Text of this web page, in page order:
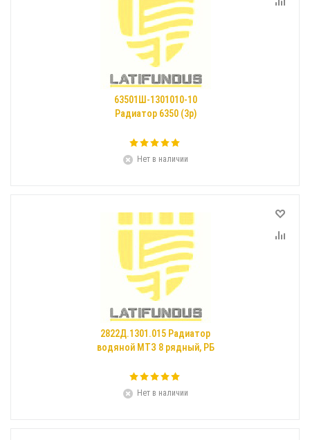
63501Ш-1301010-10
Радиатор 6350 (3р)
Нет в наличии
2822Д.1301.015 Радиатор
водяной МТЗ 8 рядный, РБ
Нет в наличии